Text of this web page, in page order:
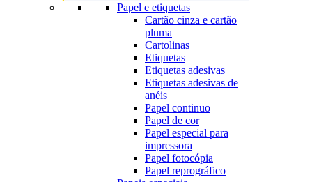
Papel e etiquetas
Cartão cinza e cartão
pluma
Cartolinas
Etiquetas
Etiquetas adesivas
Etiquetas adesivas de
anéis
Papel continuo
Papel de cor
Papel especial para
impressora
Papel fotocópia
Papel reprográfico